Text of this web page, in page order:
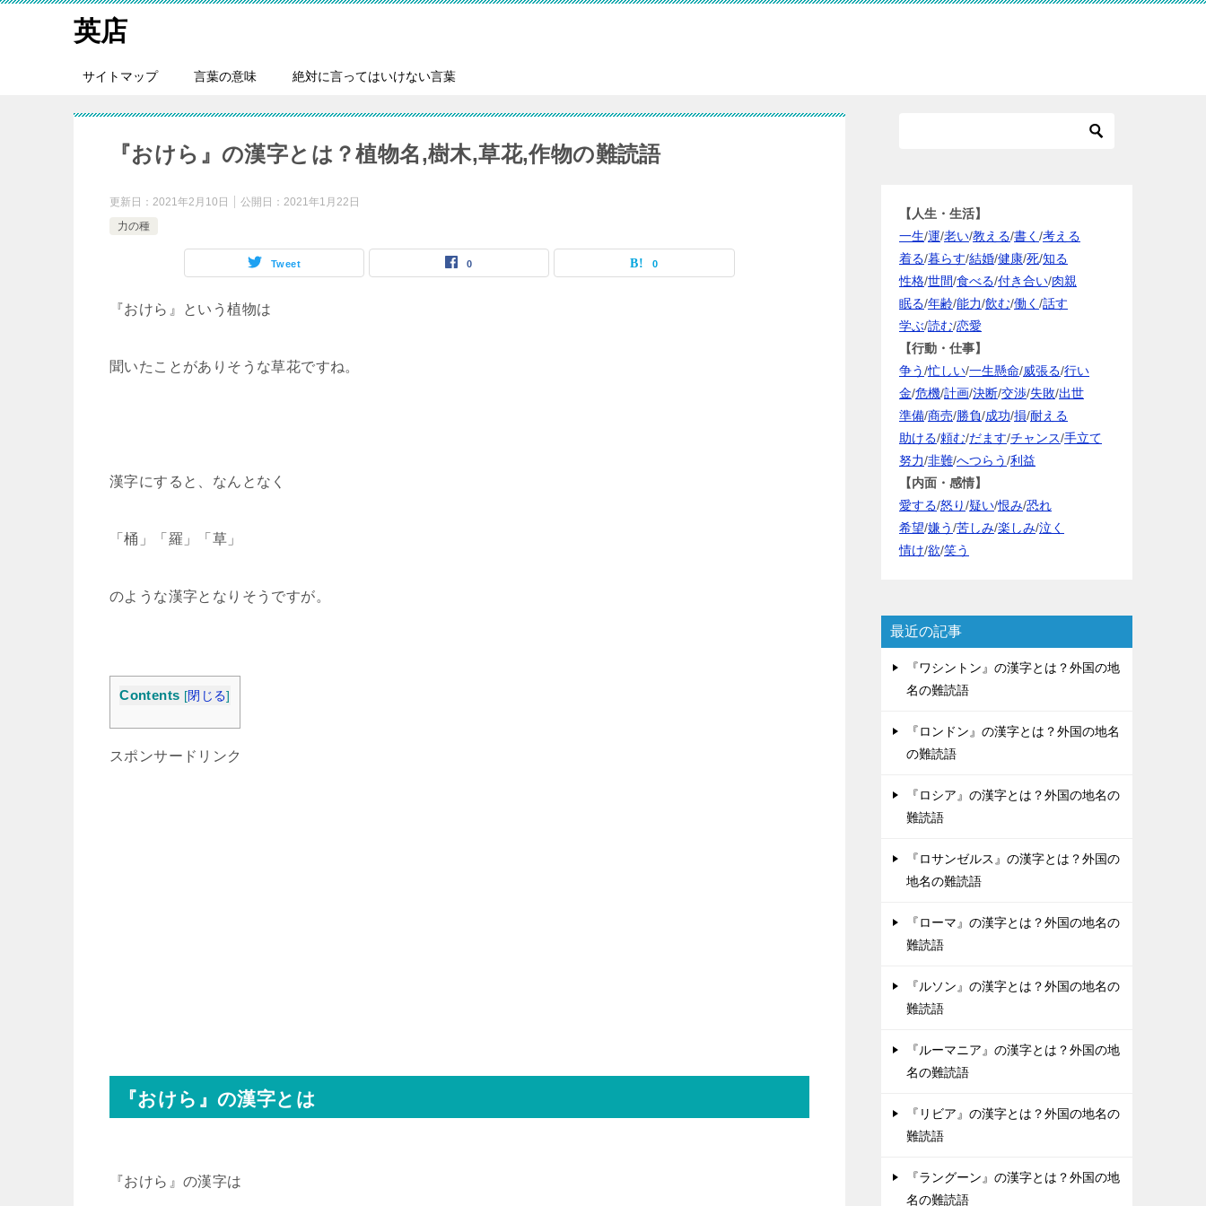
英店
サイトマップ 言葉の意味 絶対に言ってはいけない言葉
『おけら』の漢字とは？植物名,樹木,草花,作物の難読語
更新日： 2021年2月10日 公開日： 2021年1月22日
力の種
Tweet 0 0
『おけら』という植物は
聞いたことがありそうな草花ですね。
漢字にすると、なんとなく
「桶」「羅」「草」
のような漢字となりそうですが。
Contents [閉じる]
スポンサードリンク
『おけら』の漢字とは
『おけら』の漢字は
【人生・生活】
一生/運/老い/教える/書く /考える
着る/暮らす/結婚/健康/死/知る
性格/世間/食べる/付き合い/肉親
眠る/年齢/能力/飲む/働く /話す
学ぶ/読む/恋愛
【行動・仕事】
争う/忙しい/一生懸命/威張る/行い
金/危機/計画/決断/交渉/失敗/出世
準備/商売/勝負/成功/損/耐える
助ける/頼む/だます/チャンス/手立て
努力/非難/へつらう/利益
【内面・感情】
愛する/怒り/疑い/恨み/恐れ
希望/嫌う/苦しみ/楽しみ/泣く
情け/欲/笑う
最近の記事
『ワシントン』の漢字とは？外国の地
名の難読語
『ロンドン』の漢字とは？外国の地名
の難読語
『ロシア』の漢字とは？外国の地名の
難読語
『ロサンゼルス』の漢字とは？外国の
地名の難読語
『ローマ』の漢字とは？外国の地名の
難読語
『ルソン』の漢字とは？外国の地名の
難読語
『ルーマニア』の漢字とは？外国の地
名の難読語
『リビア』の漢字とは？外国の地名の
難読語
『ラングーン』の漢字とは？外国の地
名の難読語